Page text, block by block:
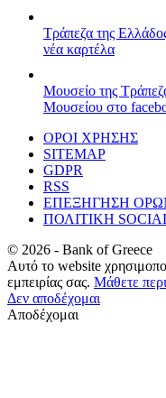
Τράπεζα της
νέα καρτέλα
Μουσείο της
Μουσείου στο
ΟΡΟΙ ΧΡΗΣΗΣ
SITEMAP
GDPR
RSS
ΕΠΕΞΗΓΗΣΗ
ΠΟΛΙΤΙΚΗ
© 2026 - Bank of Greece
Αυτό το website
εμπειρίας σας. Μάθετε
Δεν αποδέχομαι
Αποδέχομαι